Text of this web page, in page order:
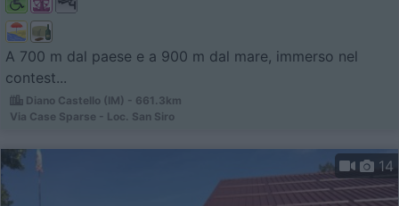
A 700 m dal paese e a 900 m dal mare, immerso nel
contest...
Diano Castello (IM) - 661.3km
Via Case Sparse - Loc. San Siro
14